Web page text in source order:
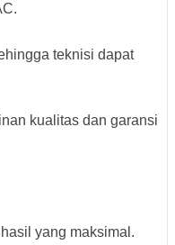
teknisi dapat
kualitas dan garansi
yang maksimal.